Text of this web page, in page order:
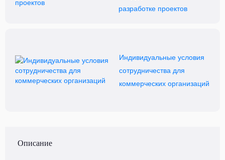
разработке проектов
Индивидуальные условия
сотрудничества для
коммерческих организаций
Описание